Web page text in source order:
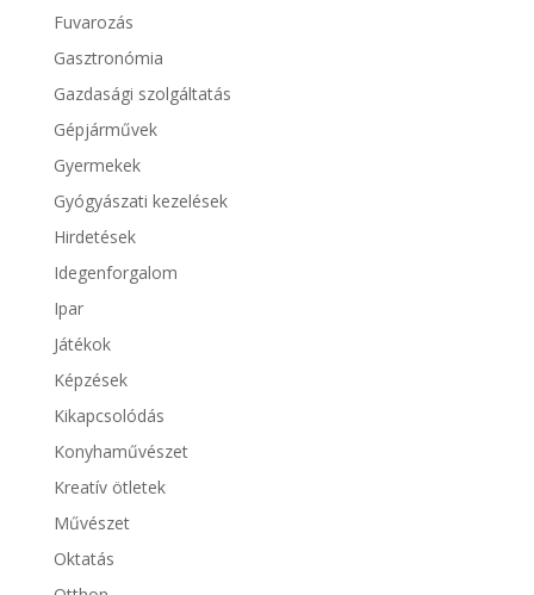
Fuvarozás
Gasztronómia
Gazdasági szolgáltatás
Gépjárművek
Gyermekek
Gyógyászati kezelések
Hirdetések
Idegenforgalom
Ipar
Játékok
Képzések
Kikapcsolódás
Konyhaművészet
Kreatív ötletek
Művészet
Oktatás